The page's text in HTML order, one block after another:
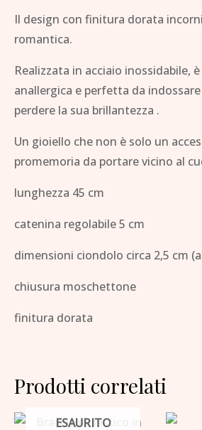
Il design con finitura dorata
romantica.
Realizzata in acciaio inossidabile,
anallergica e perfetta da
perdere la sua brillantezza .
Un gioiello che non è solo un
promemoria da portare vicino al
lunghezza 45 cm
catenina regolabile 5 cm
dimensioni ciondolo circa 2,5 cm
chiusura moschettone
finitura dorata
Prodotti correlati
ESAURITO